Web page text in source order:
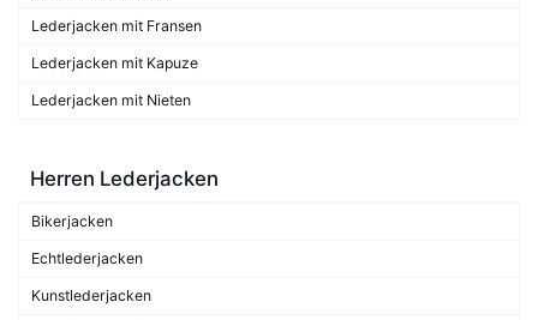
Lederjacken mit Fransen
Lederjacken mit Kapuze
Lederjacken mit Nieten
Herren Lederjacken
Bikerjacken
Echtlederjacken
Kunstlederjacken